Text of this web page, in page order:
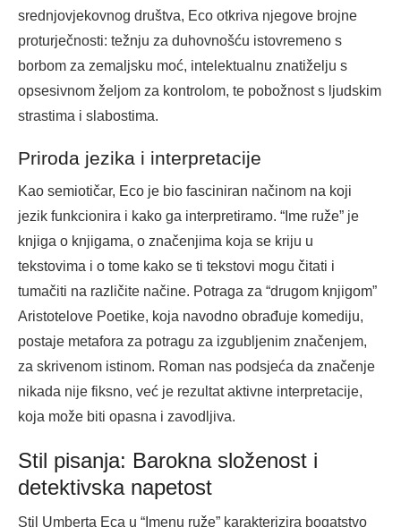
srednjovjekovnog društva, Eco otkriva njegove brojne
proturječnosti: težnju za duhovnošću istovremeno s
borbom za zemaljsku moć, intelektualnu znatiželju s
opsesivnom željom za kontrolom, te pobožnost s ljudskim
strastima i slabostima.
Priroda jezika i interpretacije
Kao semiotičar, Eco je bio fasciniran načinom na koji
jezik funkcionira i kako ga interpretiramo. “Ime ruže” je
knjiga o knjigama, o značenjima koja se kriju u
tekstovima i o tome kako se ti tekstovi mogu čitati i
tumačiti na različite načine. Potraga za “drugom knjigom”
Aristotelove Poetike, koja navodno obrađuje komediju,
postaje metafora za potragu za izgubljenim značenjem,
za skrivenom istinom. Roman nas podsjeća da značenje
nikada nije fiksno, već je rezultat aktivne interpretacije,
koja može biti opasna i zavodljiva.
Stil pisanja: Barokna složenost i
detektivska napetost
Stil Umberta Eca u “Imenu ruže” karakterizira bogatstvo